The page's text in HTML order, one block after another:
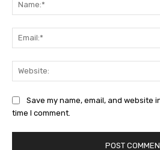
Save my name, email, and website
time I comment.